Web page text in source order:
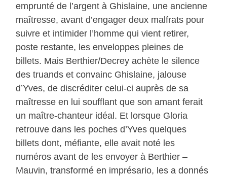
emprunté de l’argent à Ghislaine, une ancienne
maîtresse, avant d’engager deux malfrats pour
suivre et intimider l’homme qui vient retirer,
poste restante, les enveloppes pleines de
billets. Mais Berthier/Decrey achète le silence
des truands et convainc Ghislaine, jalouse
d’Yves, de discréditer celui-ci auprès de sa
maîtresse en lui soufflant que son amant ferait
un maître-chanteur idéal. Et lorsque Gloria
retrouve dans les poches d’Yves quelques
billets dont, méfiante, elle avait noté les
numéros avant de les envoyer à Berthier –
Mauvin, transformé en imprésario, les a donnés